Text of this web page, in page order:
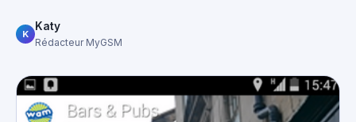
K
Katy
Rédacteur MyGSM